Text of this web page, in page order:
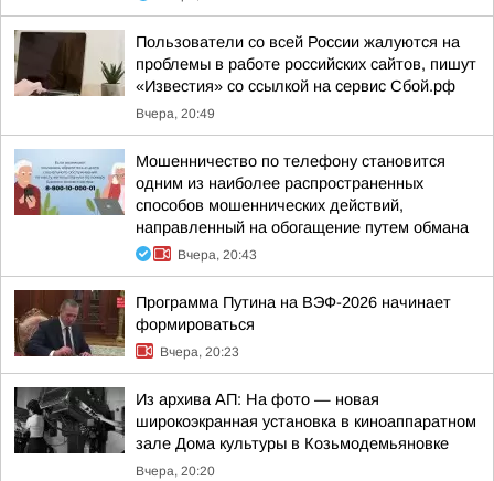
Пользователи со всей России жалуются на
проблемы в работе российских сайтов, пишут
«Известия» со ссылкой на сервис Сбой.рф
Вчера, 20:49
Мошенничество по телефону становится
одним из наиболее распространенных
способов мошеннических действий,
направленный на обогащение путем обмана
Вчера, 20:43
Программа Путина на ВЭФ-2026 начинает
формироваться
Вчера, 20:23
Из архива АП: На фото — новая
широкоэкранная установка в киноаппаратном
зале Дома культуры в Козьмодемьяновке
Вчера, 20:20